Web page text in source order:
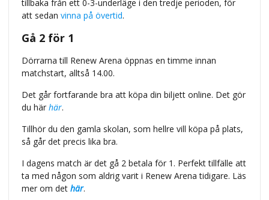
tillbaka från ett 0-3-underläge i den tredje perioden, för
att sedan vinna på övertid.
Gå 2 för 1
Dörrarna till Renew Arena öppnas en timme innan
matchstart, alltså 14.00.
Det går fortfarande bra att köpa din biljett online. Det gör
du här här.
Tillhör du den gamla skolan, som hellre vill köpa på plats,
så går det precis lika bra.
I dagens match är det gå 2 betala för 1. Perfekt tillfälle att
ta med någon som aldrig varit i Renew Arena tidigare. Läs
mer om det här.